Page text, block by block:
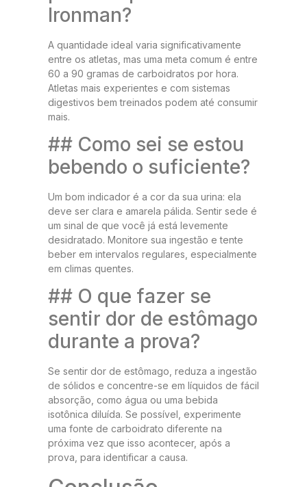
Ironman?
A quantidade ideal varia significativamente
entre os atletas, mas uma meta comum é entre
60 a 90 gramas de carboidratos por hora.
Atletas mais experientes e com sistemas
digestivos bem treinados podem até consumir
mais.
## Como sei se estou
bebendo o suficiente?
Um bom indicador é a cor da sua urina: ela
deve ser clara e amarela pálida. Sentir sede é
um sinal de que você já está levemente
desidratado. Monitore sua ingestão e tente
beber em intervalos regulares, especialmente
em climas quentes.
## O que fazer se
sentir dor de estômago
durante a prova?
Se sentir dor de estômago, reduza a ingestão
de sólidos e concentre-se em líquidos de fácil
absorção, como água ou uma bebida
isotônica diluída. Se possível, experimente
uma fonte de carboidrato diferente na
próxima vez que isso acontecer, após a
prova, para identificar a causa.